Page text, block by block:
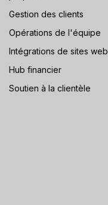
Gestion des clients
Opérations de l'équipe
Intégrations de sites web
Hub financier
Soutien à la clientèle